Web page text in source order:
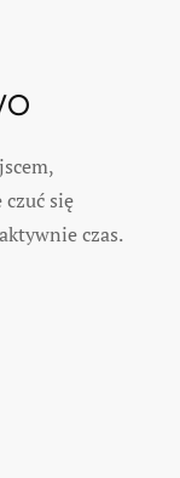
się
czas.